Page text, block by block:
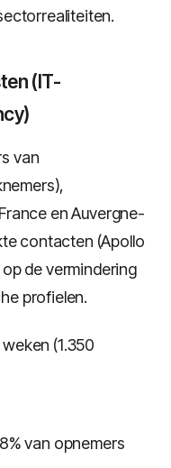
(IT-
van
en Auvergne-
contacten (Apollo
de vermindering
profielen.
(1.350
van opnemers